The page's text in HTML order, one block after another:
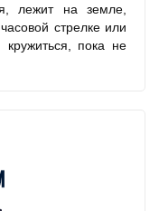
лежит на земле,
стрелке или
кружиться, пока не